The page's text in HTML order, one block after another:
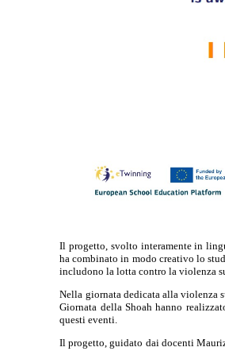
Il progetto, svolto interamente in
ha combinato in modo creativo lo
includono la lotta contro la violenza
Nella giornata dedicata alla violenza
Giornata della Shoah hanno
questi eventi.
Il progetto, guidato dai docenti